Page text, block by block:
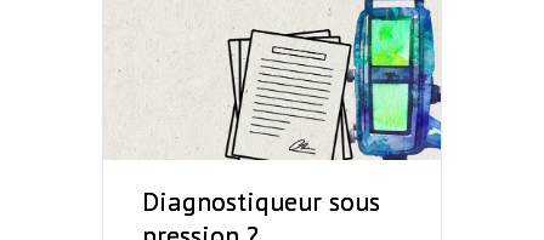
Diagnostiqueur sous